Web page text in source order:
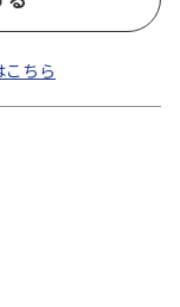
ちら